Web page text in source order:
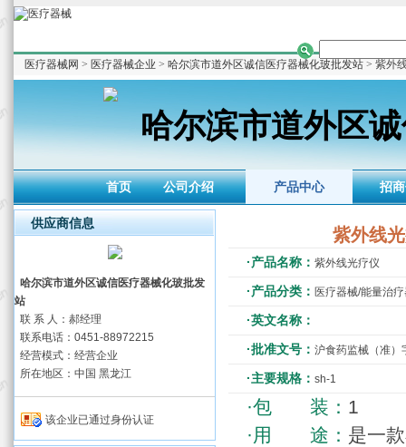
医疗器械网 > 医疗器械企业 > 哈尔滨市道外区诚信医疗器械化玻批发站 > 紫外
哈尔滨市道外区
首页 公司介绍 产品中心 招
紫外线
·产品名称： 紫外线光疗仪
·产品分类： 医疗器械/能量治
·英文名称：
·批准文号： 沪食药监械（准）
·主要规格： sh-1
·包 装： 1
·用 途： 是一
供应商信息
哈尔滨市道外区诚信医疗器械化玻批发
站
联 系 人：郝经理
联系电话：0451-88972215
经营模式：经营企业
所在地区：中国 黑龙江
该企业已通过身份认证